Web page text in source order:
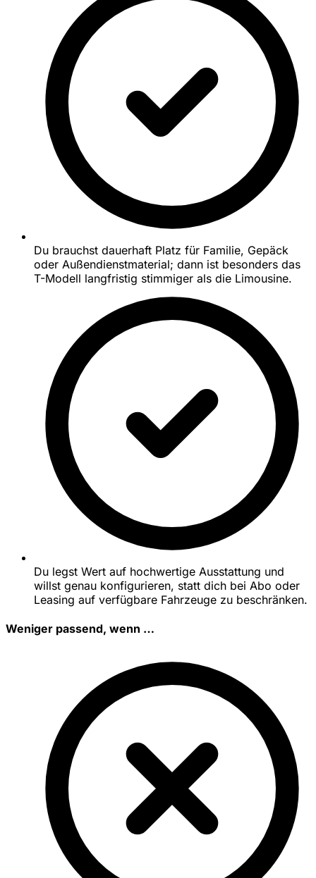
Du brauchst dauerhaft Platz für Familie, Gepäck
oder Außendienstmaterial; dann ist besonders das
T-Modell langfristig stimmiger als die Limousine.
Du legst Wert auf hochwertige Ausstattung und
willst genau konfigurieren, statt dich bei Abo oder
Leasing auf verfügbare Fahrzeuge zu beschränken.
Weniger passend, wenn …